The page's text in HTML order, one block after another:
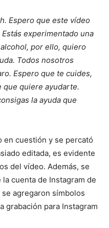
Espero que este vídeo
experimentado una
por ello, quiero
Todos nosotros
Espero que te cuides,
que quiere ayudarte.
la ayuda que
en cuestión y se percató
editada, es evidente
del vídeo. Además, se
cuenta de Instagram de
agregaron símbolos
grabación para Instagram